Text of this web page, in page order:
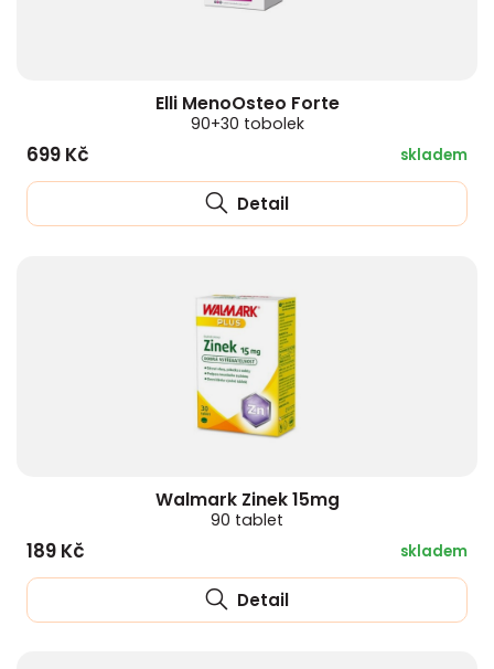
Elli MenoOsteo Forte
90+30 tobolek
699 Kč skladem
Detail
Walmark Zinek 15mg
90 tablet
189 Kč skladem
Detail